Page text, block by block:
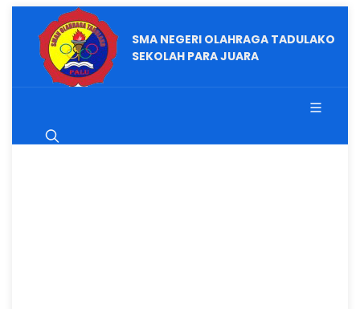
SMA NEGERI OLAHRAGA TADULAKO
SEKOLAH PARA JUARA